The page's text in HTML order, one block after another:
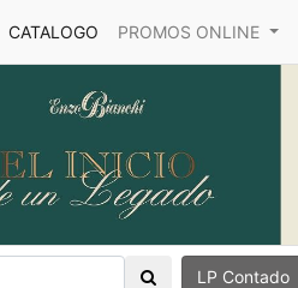
CATALOGO PROMOS ONLINE
LP Contado